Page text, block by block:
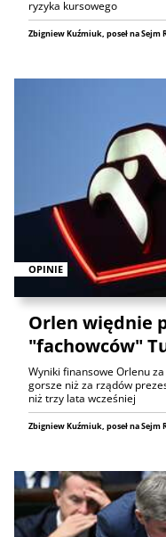
ryzyka kursowego
Zbigniew Kuźmiuk, poseł na Sejm
OPINIE
Orlen więdnie
"fachowców"
Wyniki finansowe Orlenu
gorsze niż za rządów
niż trzy lata wcześniej
Zbigniew Kuźmiuk, poseł na Sejm